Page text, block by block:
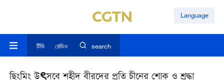
Language
টিভি রেডিও search